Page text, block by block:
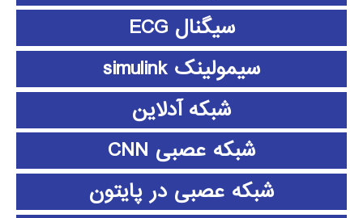
سیگنال ECG
سیمولینک simulink
شبکه آدلاین
شبکه عصبی CNN
شبکه عصبی در پایتون